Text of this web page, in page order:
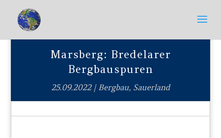
Marsberg: Bredelarer
Bergbauspuren
25.09.2022| Bergbau, Sauerland